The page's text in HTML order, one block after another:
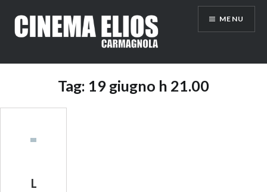
contenuto
MENU
Tag: 19 giugno h 21.00
L